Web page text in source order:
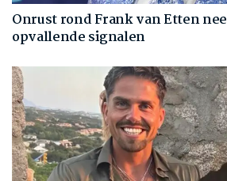
Onrust rond Frank van Etten
opvallende signalen